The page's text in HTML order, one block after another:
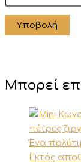
Μπορεί
Εκτός